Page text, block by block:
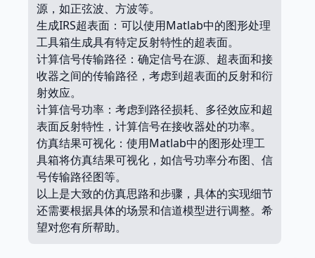
源，如正弦波、方波等。
生成IRS超表面：可以使用Matlab中的图形处理
工具箱生成具有特定反射特性的超表面。
计算信号传输路径：确定信号在源、超表面和接
收器之间的传输路径，考虑到超表面的反射和衍
射效应。
计算信号功率：考虑到路径损耗、多径效应和超
表面反射特性，计算信号在接收器处的功率。
仿真结果可视化：使用Matlab中的图形处理工
具箱将仿真结果可视化，如信号功率分布图、信
号传输路径图等。
以上是大致的仿真思路和步骤，具体的实现细节
还需要根据具体的场景和信道模型进行调整。希
望对您有所帮助。